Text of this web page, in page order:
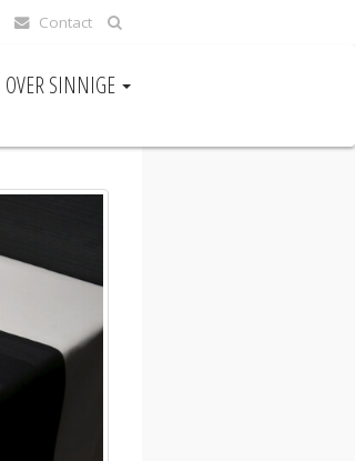
Contact
OVER SINNIGE